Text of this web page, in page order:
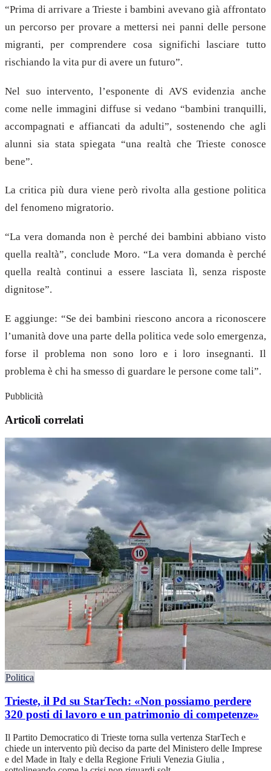
“Prima di arrivare a Trieste i bambini avevano già affrontato
un percorso per provare a mettersi nei panni delle persone
migranti, per comprendere cosa significhi lasciare tutto
rischiando la vita pur di avere un futuro”.
Nel suo intervento, l’esponente di AVS evidenzia anche
come nelle immagini diffuse si vedano “bambini tranquilli,
accompagnati e affiancati da adulti”, sostenendo che agli
alunni sia stata spiegata “una realtà che Trieste conosce
bene”.
La critica più dura viene però rivolta alla gestione politica
del fenomeno migratorio.
“La vera domanda non è perché dei bambini abbiano visto
quella realtà”, conclude Moro. “La vera domanda è perché
quella realtà continui a essere lasciata lì, senza risposte
dignitose”.
E aggiunge: “Se dei bambini riescono ancora a riconoscere
l’umanità dove una parte della politica vede solo emergenza,
forse il problema non sono loro e i loro insegnanti. Il
problema è chi ha smesso di guardare le persone come tali”.
Pubblicità
Articoli correlati
Politica
Trieste, il Pd su StarTech: «Non possiamo perdere
320 posti di lavoro e un patrimonio di competenze»
Il Partito Democratico di Trieste torna sulla vertenza StarTech e
chiede un intervento più deciso da parte del Ministero delle Imprese
e del Made in Italy e della Regione Friuli Venezia Giulia ,